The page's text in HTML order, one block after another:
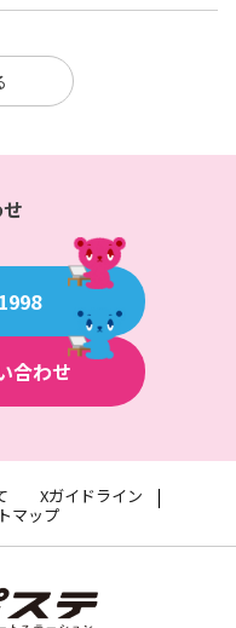
合わせ
Xガイドライン
マップ